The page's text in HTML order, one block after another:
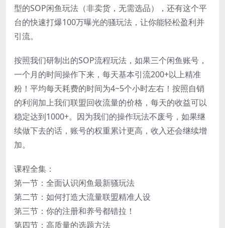
型的SOP闲鱼玩法（非卖货，无需选品），还有这个平
台的快速打爆100万曝光的骚玩法，让你能轻松盈利并
引流。
按照我们研制出的SOP流程玩法，如果三个闲鱼账号，
一个月的时间操作下来，每天基本引流200+以上精准
粉！平均每天耗费的时间为4~5个小时左右！按照自销
的利润加上我们联盟回收流量的价格，每天的收益可以
稳定达到1000+。因为我们的操作玩法不废号，如果继
续做下去的话，账号的权重累计更高，收入还会继续增
加。
课程全集：
第一节：全面认识闲鱼最新骚玩法
第二节：如何打造大流量联盟精准人设
第三节：你的注册和养号都错拉！
第四节：高质量的选题方法